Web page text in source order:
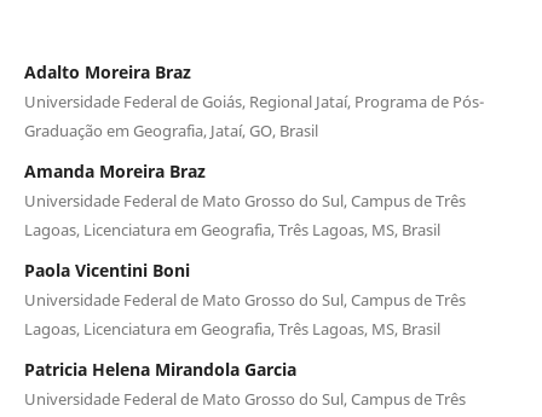
Adalto Moreira Braz
Universidade Federal de Goiás, Regional Jataí, Programa de Pós-
Graduação em Geografia, Jataí, GO, Brasil
Amanda Moreira Braz
Universidade Federal de Mato Grosso do Sul, Campus de Três
Lagoas, Licenciatura em Geografia, Três Lagoas, MS, Brasil
Paola Vicentini Boni
Universidade Federal de Mato Grosso do Sul, Campus de Três
Lagoas, Licenciatura em Geografia, Três Lagoas, MS, Brasil
Patricia Helena Mirandola Garcia
Universidade Federal de Mato Grosso do Sul, Campus de Três